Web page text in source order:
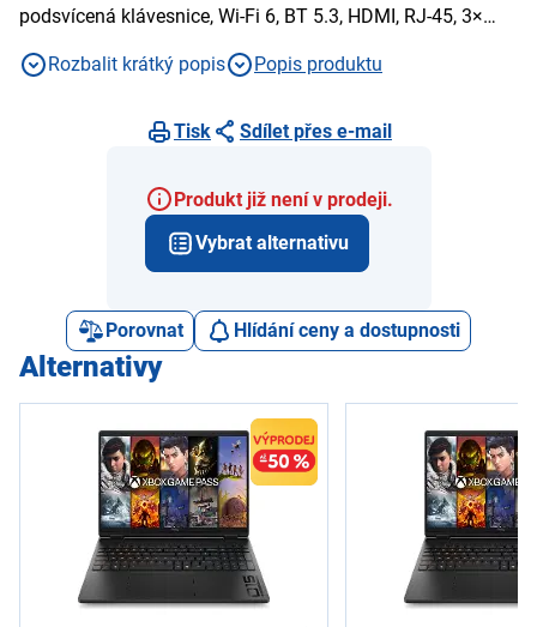
podsvícená klávesnice, Wi-Fi 6, BT 5.3, HDMI, RJ-45, 3×
Rozbalit krátký popis
Popis produktu
Tisk Sdílet přes e-mail
Produkt již není v prodeji.
Vybrat alternativu
Porovnat Hlídání ceny a dostupnosti
Alternativy